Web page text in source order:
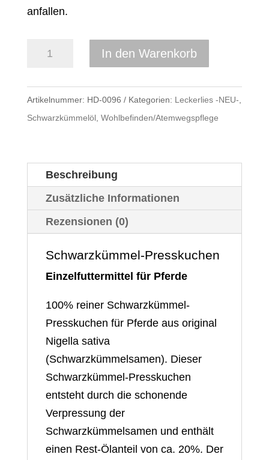
anfallen.
Schwarzkümmel-
kg
(4
–
20%
Schwarzkümmel
Pferde
Menge
In den Warenkorb
Artikelnummer: HD-0096 Kategorien: Leckerlies -NEU-
Schwarzkümmelöl, Wohlbefinden/Atemwegspflege
Beschreibung
Zusätzliche Informationen
Rezensionen (0)
Schwarzkümmel-Presskuchen
Einzelfuttermittel für Pferde
100% reiner Schwarzkümmel-
Presskuchen für Pferde aus original
Nigella sativa
(Schwarzkümmelsamen). Dieser
Schwarzkümmel-Presskuchen
entsteht durch die schonende
Verpressung der
Schwarzkümmelsamen und enthält
einen Rest-Ölanteil von ca. 20%. Der